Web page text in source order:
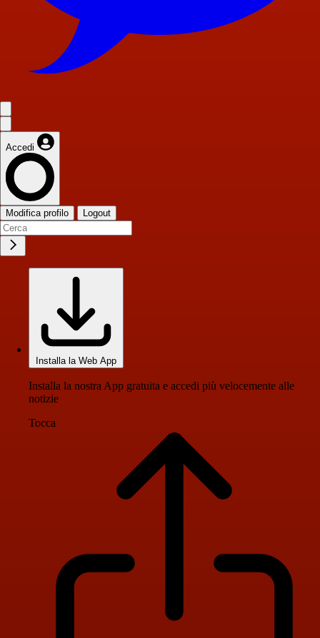
Accedi
Modifica profilo Logout
Installa la Web App
Installa la nostra App gratuita e accedi più velocemente alle
notizie
Tocca